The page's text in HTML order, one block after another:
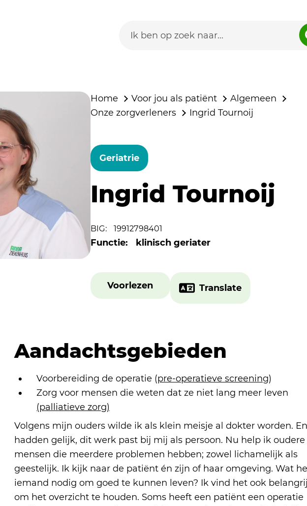
Home Voor jou als patiënt
Algemeen
Onze zorgverleners
Ingrid Tournoij
Geriatrie
Ingrid Tournoij
BIG: 19912798401
Functie: klinisch geriater
Voorlezen Translate
Aandachtsgebieden
Voorbereiding de operatie (pre-operatieve screening)
Zorg voor mensen die weten dat ze niet lang meer leven
(palliatieve zorg)
Volgens mijn ouders wilde ik als klein meisje al dokter worden.
hadden gelijk, dit werk past bij mij als persoon. Nu help ik oudere
mensen die meerdere problemen hebben; zowel lichamelijk als
geestelijk. Ik kijk naar de patiënt én zijn of haar omgeving. Wat
iemand nodig om goed te kunnen leven? Ik vind het ook
om het overzicht te houden. Soms heeft een patiënt een operatie